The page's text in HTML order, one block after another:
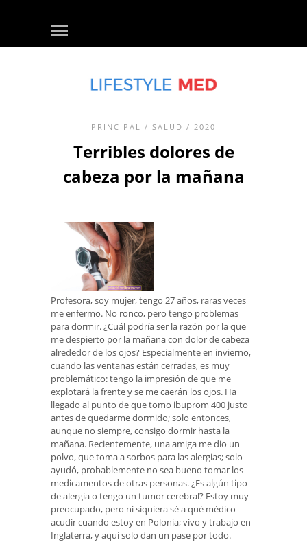
PRINCIPAL / SALUD / 2020
Terribles dolores de
cabeza por la mañana
Profesora, soy mujer, tengo 27 años, raras veces
me enfermo. No ronco, pero tengo problemas
para dormir. ¿Cuál podría ser la razón por la que
me despierto por la mañana con dolor de cabeza
alrededor de los ojos? Especialmente en invierno,
cuando las ventanas están cerradas, es muy
problemático: tengo la impresión de que me
explotará la frente y se me caerán los ojos. Ha
llegado al punto de que tomo ibuprom 400 justo
antes de quedarme dormido; solo entonces,
aunque no siempre, consigo dormir hasta la
mañana. Recientemente, una amiga me dio un
polvo, que toma a sorbos para las alergias; solo
ayudó, probablemente no sea bueno tomar los
medicamentos de otras personas. ¿Es algún tipo
de alergia o tengo un tumor cerebral? Estoy muy
preocupado, pero ni siquiera sé a qué médico
acudir cuando estoy en Polonia; vivo y trabajo en
Inglaterra, y aquí solo dan un pase por todo.